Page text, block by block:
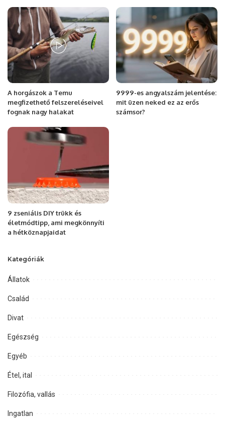
A horgászok a Temu
megfizethető felszereléseivel
fognak nagy halakat
9999-es angyalszám jelentése:
mit üzen neked ez az erős
számsor?
9 zseniális DIY trükk és
életmódtipp, ami megkönnyíti
a hétköznapjaidat
Kategóriák
Állatok
Család
Divat
Egészség
Egyéb
Étel, ital
Filozófia, vallás
Ingatlan